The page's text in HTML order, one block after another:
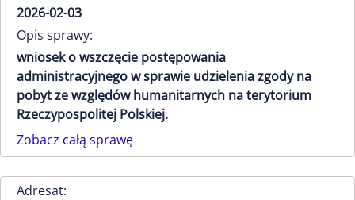
2026-02-03
Opis sprawy:
wniosek o wszczęcie postępowania
administracyjnego w sprawie udzielenia zgody na
pobyt ze względów humanitarnych na terytorium
Rzeczypospolitej Polskiej.
Zobacz całą sprawę
Adresat: